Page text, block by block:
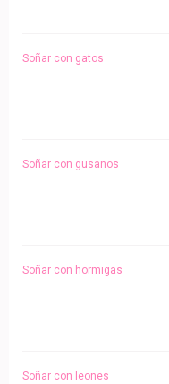
Soñar con gatos
Soñar con gusanos
Soñar con hormigas
Soñar con leones